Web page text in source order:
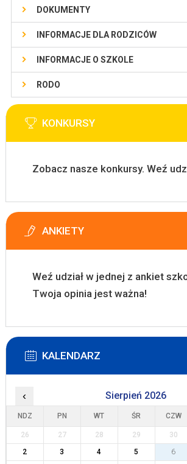
DOKUMENTY
INFORMACJE DLA RODZICÓW
INFORMACJE O SZKOLE
RODO
KONKURSY
Zobacz nasze konkursy. Weź
ANKIETY
Weź udział w jednej z ankiet
Twoja opinia jest ważna!
KALENDARZ
‹ Sierpień 2026
NDZ PN WT ŚR CZW
26 27 28 29 30
2
3 4 5 6